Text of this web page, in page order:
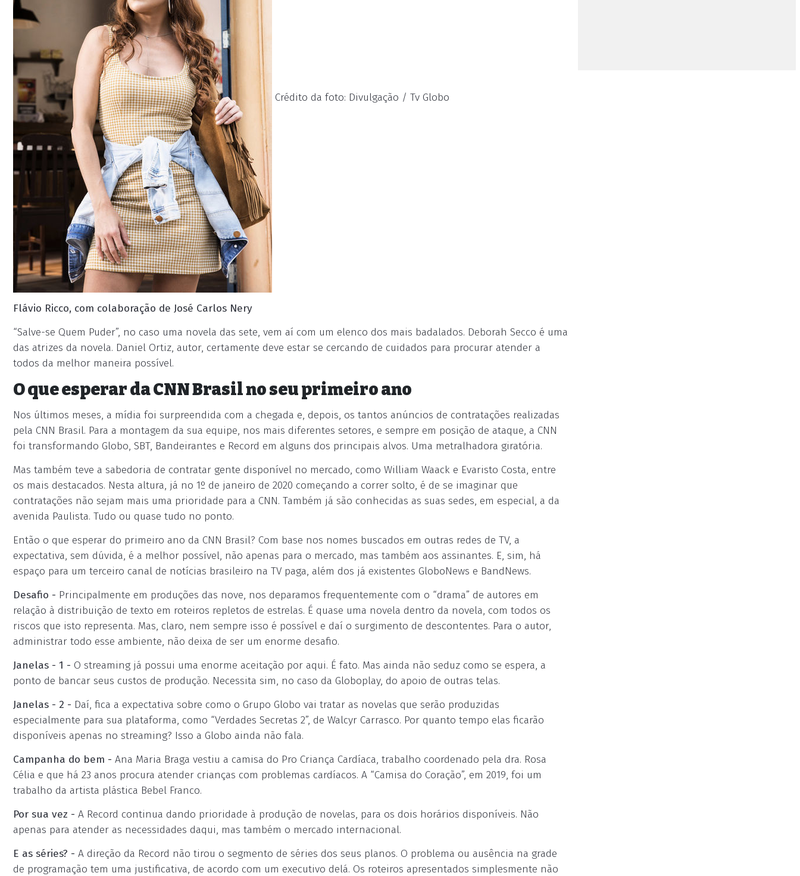
Crédito da foto: Divulgação / Tv Globo
Flávio Ricco, com colaboração de José Carlos Nery
“Salve-se Quem Puder”, no caso uma novela das sete, vem aí com um elenco dos mais badalados. Deborah Secco é uma
das atrizes da novela. Daniel Ortiz, autor, certamente deve estar se cercando de cuidados para procurar atender a
todos da melhor maneira possível.
O que esperar da CNN Brasil no seu primeiro ano
Nos últimos meses, a mídia foi surpreendida com a chegada e, depois, os tantos anúncios de contratações realizadas
pela CNN Brasil. Para a montagem da sua equipe, nos mais diferentes setores, e sempre em posição de ataque, a CNN
foi transformando Globo, SBT, Bandeirantes e Record em alguns dos principais alvos. Uma metralhadora giratória.
Mas também teve a sabedoria de contratar gente disponível no mercado, como William Waack e Evaristo Costa, entre
os mais destacados. Nesta altura, já no 1º de janeiro de 2020 começando a correr solto, é de se imaginar que
contratações não sejam mais uma prioridade para a CNN. Também já são conhecidas as suas sedes, em especial, a da
avenida Paulista. Tudo ou quase tudo no ponto.
Então o que esperar do primeiro ano da CNN Brasil? Com base nos nomes buscados em outras redes de TV, a
expectativa, sem dúvida, é a melhor possível, não apenas para o mercado, mas também aos assinantes. E, sim, há
espaço para um terceiro canal de notícias brasileiro na TV paga, além dos já existentes GloboNews e BandNews.
Desafio - Principalmente em produções das nove, nos deparamos frequentemente com o “drama” de autores em
relação à distribuição de texto em roteiros repletos de estrelas. É quase uma novela dentro da novela, com todos os
riscos que isto representa. Mas, claro, nem sempre isso é possível e daí o surgimento de descontentes. Para o autor,
administrar todo esse ambiente, não deixa de ser um enorme desafio.
Janelas - 1 - O streaming já possui uma enorme aceitação por aqui. É fato. Mas ainda não seduz como se espera, a
ponto de bancar seus custos de produção. Necessita sim, no caso da Globoplay, do apoio de outras telas.
Janelas - 2 - Daí, fica a expectativa sobre como o Grupo Globo vai tratar as novelas que serão produzidas
especialmente para sua plataforma, como “Verdades Secretas 2”, de Walcyr Carrasco. Por quanto tempo elas ficarão
disponíveis apenas no streaming? Isso a Globo ainda não fala.
Campanha do bem - Ana Maria Braga vestiu a camisa do Pro Criança Cardíaca, trabalho coordenado pela dra. Rosa
Célia e que há 23 anos procura atender crianças com problemas cardíacos. A “Camisa do Coração”, em 2019, foi um
trabalho da artista plástica Bebel Franco.
Por sua vez - A Record continua dando prioridade à produção de novelas, para os dois horários disponíveis. Não
apenas para atender as necessidades daqui, mas também o mercado internacional.
E as séries? - A direção da Record não tirou o segmento de séries dos seus planos. O problema ou ausência na grade
de programação tem uma justificativa, de acordo com um executivo delá. Os roteiros apresentados simplesmente não